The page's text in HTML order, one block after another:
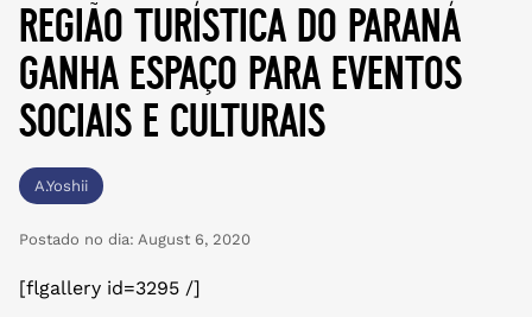
região turística do paraná
ganha espaço para eventos
sociais e culturais
A.Yoshii
Postado no dia: August 6, 2020
[flgallery id=3295 /]